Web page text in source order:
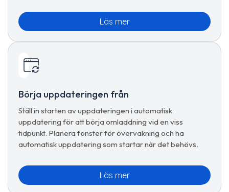
Läs mer
Börja uppdateringen från
Ställ in starten av uppdateringen i automatisk
uppdatering för att börja omladdning vid en viss
tidpunkt. Planera fönster för övervakning och ha
automatisk uppdatering som startar när det behövs.
Läs mer